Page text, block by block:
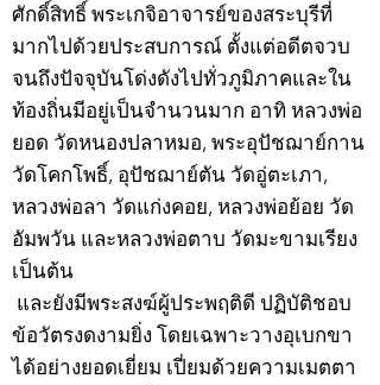
ศักดิ์สิทธิ์ พระเกจิอาจารย์ของสระบุรีที่
มากไปด้วยประสบการณ์ ตั้งแต่อดีตจวบ
จนถึงปัจจุบันโด่งดังไปทั่วภูมิภาคและใน
ท้องถิ่นมีอยู่เป็นจำนวนมาก อาทิ หลวงพ่อ
ยอด วัดหนองปลาหมอ, พระอุปัชฌาย์กาน
วัดโคกโพธิ์, อุปัชฌาย์ตัน วัดอู่ตะเภา,
หลวงพ่อลา วัดแก่งคอย, หลวงพ่อย้อย วัด
อัมพวัน และหลวงพ่อตาบ วัดมะขามเรียง
เป็นต้น
และยังมีพระสงฆ์ผู้ประพฤติดี ปฏิบัติชอบ
ข้อวัตรงดงามยิ่ง โดยเฉพาะวางอุเบกขา
ได้อย่างยอดเยี่ยม เปี่ยมด้วยความเมตตา